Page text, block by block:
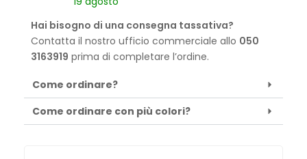
Hai bisogno di una consegna tassativa?
Contatta il nostro ufficio commerciale allo 050
3163919 prima di completare l’ordine.
Come ordinare?
Come ordinare con più colori?